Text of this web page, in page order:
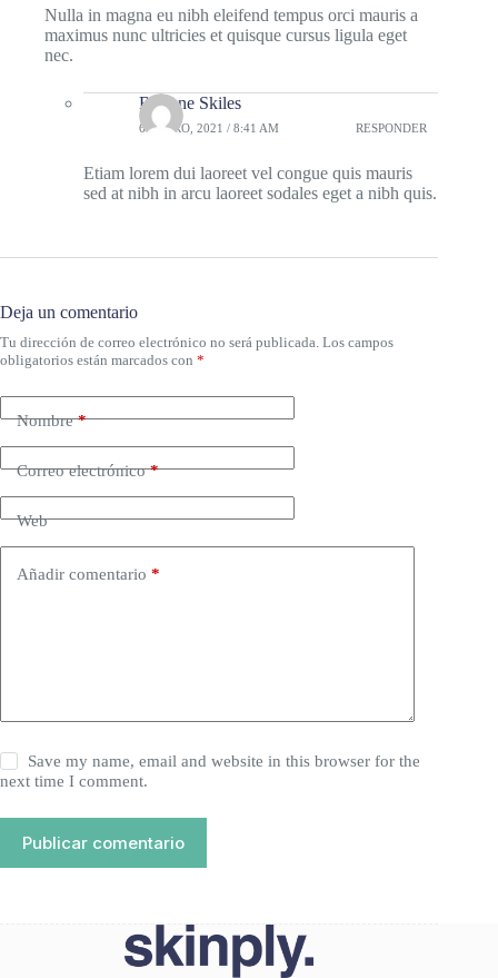
Nulla in magna eu nibh eleifend tempus orci mauris a
maximus nunc ultricies et quisque cursus ligula eget
nec.
Brianne Skiles
6 ENERO, 2021 / 8:41 AM RESPONDER
Etiam lorem dui laoreet vel congue quis mauris
sed at nibh in arcu laoreet sodales eget a nibh quis.
Deja un comentario
Tu dirección de correo electrónico no será publicada. Los campos
obligatorios están marcados con *
Nombre*
Correo electrónico*
Web
Añadir comentario *
Save my name, email and website in this browser for the
next time I comment.
Publicar comentario